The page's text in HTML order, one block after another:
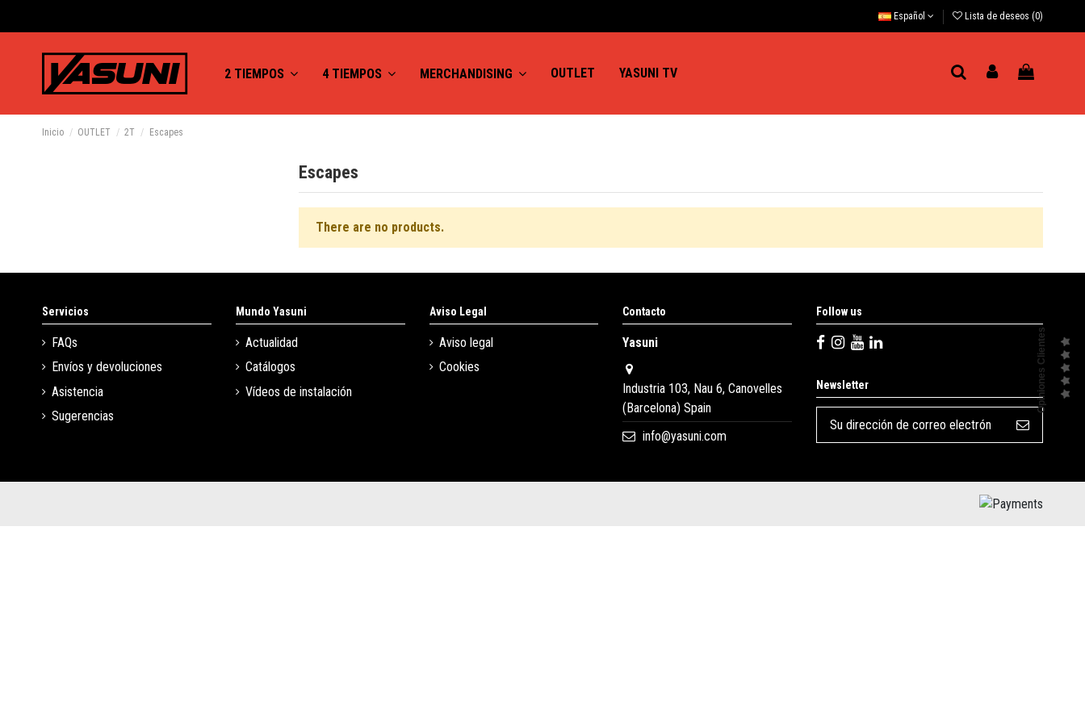
Español Lista de deseos (0)
2 TIEMPOS 4 TIEMPOS MERCHANDISING OUTLET YASUNI TV
Inicio OUTLET 2T Escapes
Escapes
There are no products.
Servicios
FAQs
Envíos y devoluciones
Asistencia
Sugerencias
Mundo Yasuni
Actualidad
Catálogos
Vídeos de instalación
Aviso Legal
Aviso legal
Cookies
Contacto
Yasuni
Industria 103, Nau 6, Canovelles
(Barcelona) Spain
info@yasuni.com
Opiniones Clientes
Follow us
Newsletter